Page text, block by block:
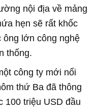
nội địa về mảng
hẹn sẽ rất khốc
ông lớn công nghệ
thống.
công ty mới nổi
thứ Ba đã thông
100 triệu USD đầu